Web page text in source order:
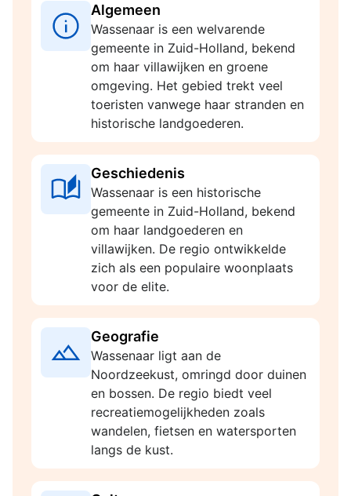
Algemeen
Wassenaar is een welvarende
gemeente in Zuid-Holland, bekend
om haar villawijken en groene
omgeving. Het gebied trekt veel
toeristen vanwege haar stranden en
historische landgoederen.
Geschiedenis
Wassenaar is een historische
gemeente in Zuid-Holland, bekend
om haar landgoederen en
villawijken. De regio ontwikkelde
zich als een populaire woonplaats
voor de elite.
Geografie
Wassenaar ligt aan de
Noordzeekust, omringd door duinen
en bossen. De regio biedt veel
recreatiemogelijkheden zoals
wandelen, fietsen en watersporten
langs de kust.